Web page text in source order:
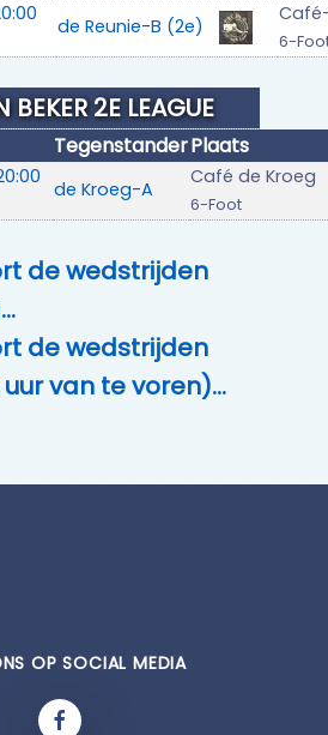
de Reunie-B (2e)
6-
BEKER 2E LEAGUE
TegenstanderPlaats
de Kroeg-A
Café de Kroeg
6-Foot
de wedstrijden
de wedstrijden
van te voren)…
OP SOCIAL MEDIA